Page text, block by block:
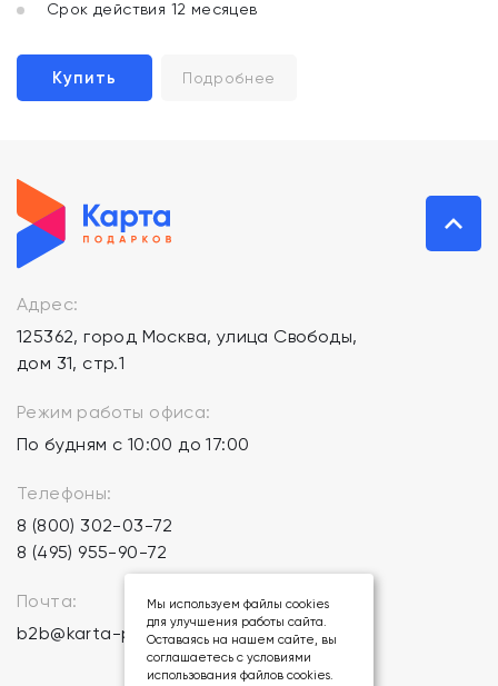
Срок действия 12 месяцев
Купить Подробнее
Адрес:
125362, город Москва, улица Свободы,
дом 31, стр.1
Режим работы офиса:
По будням с 10:00 до 17:00
Телефоны:
8 (800) 302-03-72
8 (495) 955-90-72
Почта:
b2b@karta-podarkov.ru
Мы используем файлы cookies
для улучшения работы сайта.
Оставаясь на нашем сайте, вы
соглашаетесь с условиями
использования файлов cookies.